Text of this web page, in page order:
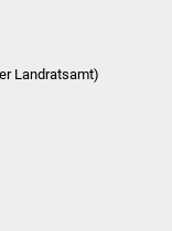
Landratsamt)